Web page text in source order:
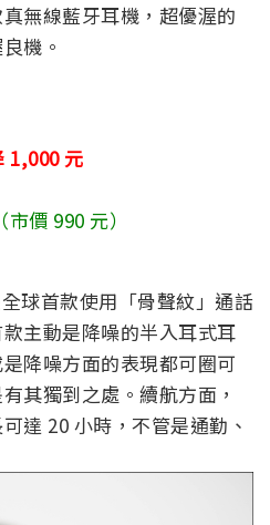
無線藍牙耳機，超優渥的
機。
1,000 元
價 990 元）
球首款使用「骨聲紋」通話
主動是降噪的半入耳式耳
降噪方面的表現都可圈可
其獨到之處。續航方面，
達 20 小時，不管是通勤、